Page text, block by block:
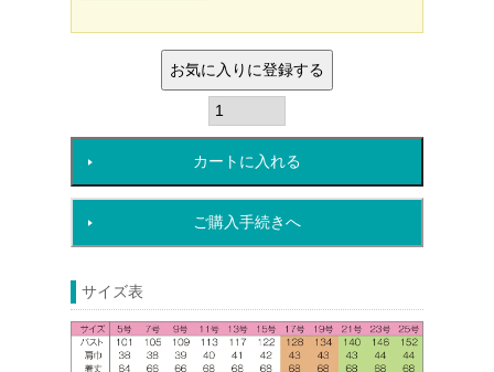
お気に入りに登録する
カートに入れる
ご購入手続きへ
サイズ表